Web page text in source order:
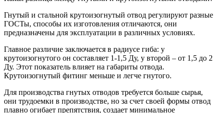
Гнутый и стальной крутоизогнутый отвод регулируют разные
ГОСТы, способы их изготовления отличаются, они
предназначены для эксплуатации в различных условиях.
Главное различие заключается в радиусе гиба: у
крутоизогнутого он составляет 1-1,5 Ду, у второй – от 1,5 до 2
Ду. Этот показатель влияет на габариты отвода.
Крутоизогнутый фитинг меньше и легче гнутого.
Для производства гнутых отводов требуется больше сырья,
они трудоемки в производстве, но за счет своей формы отвод
плавно огибает препятствия, создает минимальное